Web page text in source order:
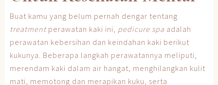
Buat kamu yang belum pernah dengar tentang
treatmentperawatan kaki ini, pedicure spa adalah
perawatan kebersihan dan keindahan kaki berikut
kukunya. Beberapa langkah perawatannya meliputi,
merendam kaki dalam air hangat, menghilangkan kulit
mati, memotong dan merapikan kuku, serta